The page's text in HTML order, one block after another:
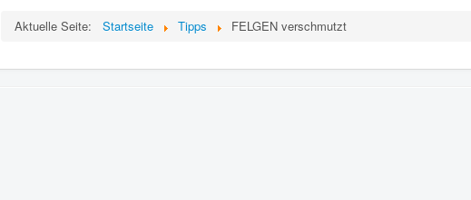
Aktuelle Seite: Startseite Tipps FELGEN verschmutzt